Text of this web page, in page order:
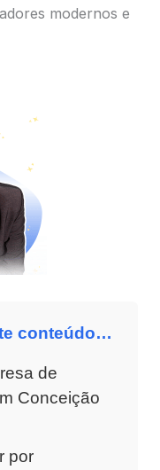
modernos e
conteúdo…
de
Conceição
por